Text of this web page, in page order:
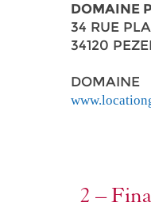
DOMAINE
34 RUE
34120
2 –